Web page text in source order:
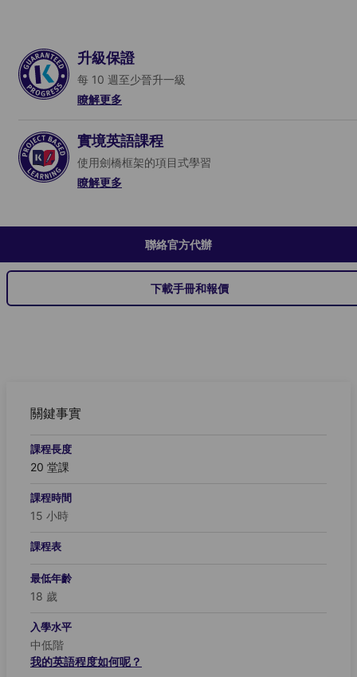
聯絡官方代辦
下載手冊和報價
升級保證
每 10 週至少晉升一級
瞭解更多
了解更多實境英語課程
使用劍橋框架的項目式學習
瞭解更多
了解更多
關鍵事實
課程長度
20 堂課
課程時間
15 小時
課程表
最低年齡
18 歲
入學水平
中低階
我的英語程度如何呢？